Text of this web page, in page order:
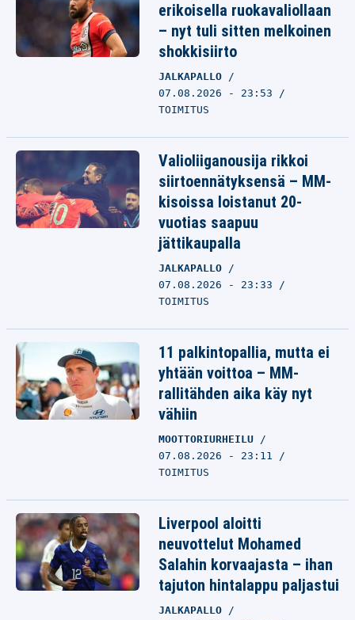
erikoisella ruokavaliollaan
– nyt tuli sitten melkoinen
shokkisiirto
JALKAPALLO
07.08.2026 - 23:53
TOIMITUS
Valioliiganousija rikkoi
siirtoennätyksensä – MM-
kisoissa loistanut 20-
vuotias saapuu
jättikaupalla
JALKAPALLO
07.08.2026 - 23:33
TOIMITUS
11 palkintopallia, mutta ei
yhtään voittoa – MM-
rallitähden aika käy nyt
vähiin
MOOTTORIURHEILU
07.08.2026 - 23:11
TOIMITUS
Liverpool aloitti
neuvottelut Mohamed
Salahin korvaajasta – ihan
tajuton hintalappu paljastui
JALKAPALLO